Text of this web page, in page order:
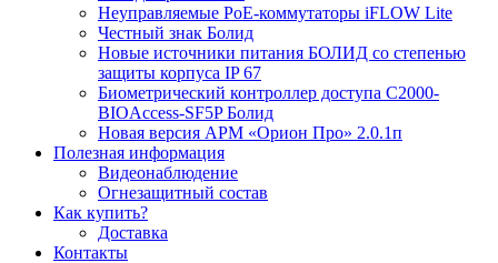
Неуправляемые PoE-коммутаторы iFLOW Lite
Честный знак Болид
Новые источники питания БОЛИД со степенью
защиты корпуса IP 67
Биометрический контроллер доступа С2000-
BIOAccess-SF5P Болид
Новая версия АРМ «Орион Про» 2.0.1п
Полезная информация
Видеонаблюдение
Огнезащитный состав
Как купить?
Доставка
Контакты